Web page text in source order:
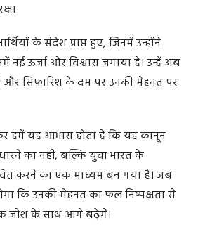
के संदेश प्राप्त हुए, जिनमें उन्होंने
नई ऊर्जा और विश्वास जगाया है। उन्हें अब
और सिफारिश के दम पर उनकी मेहनत पर
हमें यह आभास होता है कि यह कानून
का नहीं, बल्कि युवा भारत के
करने का एक माध्यम बन गया है। जब
कि उनकी मेहनत का फल निष्पक्षता से
जोश के साथ आगे बढ़ेंगे।